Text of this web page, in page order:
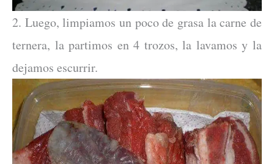
2. Luego, limpiamos un poco de grasa la carne de
ternera, la partimos en 4 trozos, la lavamos y la
dejamos escurrir.